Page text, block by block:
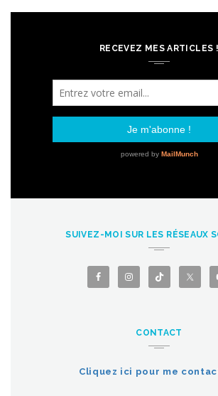
RECEVEZ MES ARTICLES !
SUIVEZ-MOI SUR LES RÉSEAUX
CONTACT
Cliquez ici pour me